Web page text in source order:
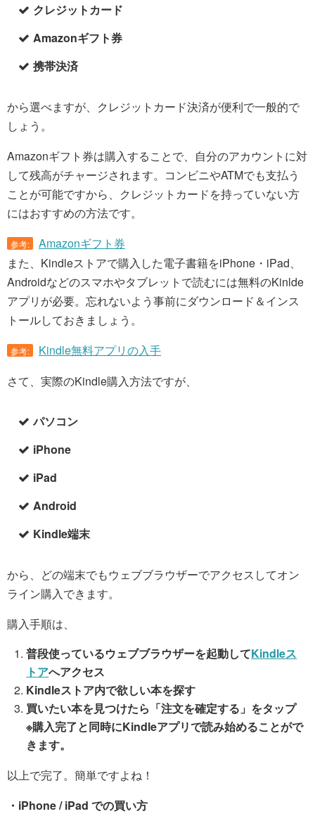
クレジットカード
Amazonギフト券
携帯決済
から選べますが、クレジットカード決済が便利で一般的で
しょう。
Amazonギフト券は購入することで、自分のアカウントに対
して残高がチャージされます。コンビニやATMでも支払う
ことが可能ですから、クレジットカードを持っていない方
にはおすすめの方法です。
参考:
Amazonギフト券
また、Kindleストアで購入した電子書籍をiPhone・iPad、
Androidなどのスマホやタブレットで読むには無料のKinlde
アプリが必要。忘れないよう事前にダウンロード＆インス
トールしておきましょう。
参考:
Kindle無料アプリの入手
さて、実際のKindle購入方法ですが、
パソコン
iPhone
iPad
Android
Kindle端末
から、どの端末でもウェブブラウザーでアクセスしてオン
ライン購入できます。
購入手順は、
普段使っているウェブブラウザーを起動してKindleス
トアへアクセス
Kindleストア内で欲しい本を探す
買いたい本を見つけたら「注文を確定する」をタップ
※購入完了と同時にKindleアプリで読み始めることがで
きます。
以上で完了。簡単ですよね！
・iPhone / iPad での買い方